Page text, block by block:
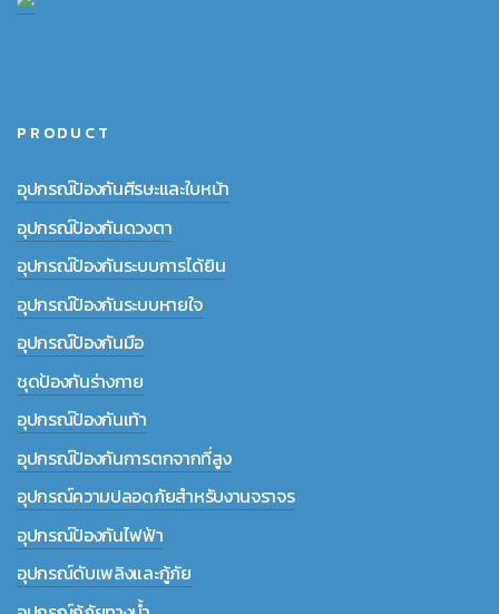
PRODUCT
อุปกรณ์ป้องกันศีรษะและใบหน้า
อุปกรณ์ป้องกันดวงตา
อุปกรณ์ป้องกันระบบการได้ยิน
อุปกรณ์ป้องกันระบบหายใจ
อุปกรณ์ป้องกันมือ
ชุดป้องกันร่างกาย
อุปกรณ์ป้องกันเท้า
อุปกรณ์ป้องกันการตกจากที่สูง
อุปกรณ์ความปลอดภัยสำหรับงานจราจร
อุปกรณ์ป้องกันไฟฟ้า
อุปกรณ์ดับเพลิงและกู้ภัย